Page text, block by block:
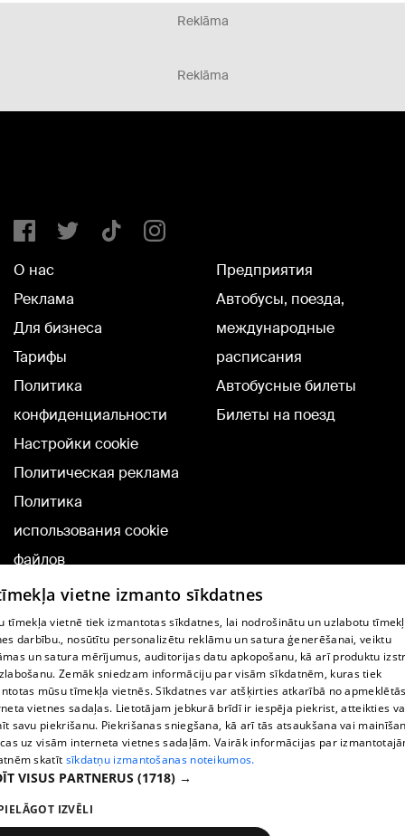
Reklāma
Reklāma
О нас
Реклама
Для бизнеса
Тарифы
Политика
конфиденциальности
Настройки cookie
Политическая реклама
Политика
использования cookie
файлов
Добавление
комментариев
Предприятия
Автобусы, поезда,
международные
расписания
Автобусные билеты
Билеты на поезд
TВ-программа
Условия договора
360 Ziņu kontakti
Helio Media
Служба помощи портала: э-почта -
vietne izmanto sīkdatnes
tīmekļa vietnē tiek izmantotas sīkdatnes, lai nodrošinātu un uzlabotu
darbību., nosūtītu personalizētu reklāmu un satura ģenerēšanai, veiktu
un satura mērījumus, auditorijas datu apkopošanu, kā arī produktu
Zemāk sniedzam informāciju par visām sīkdatnēm, kuras tiek
mūsu tīmekļa vietnēs. Sīkdatnes var atšķirties atkarībā no
vietnes sadaļas. Lietotājam jebkurā brīdī ir iespēja piekrist, atteikties
savu piekrišanu. Piekrišanas sniegšana, kā arī tās atsaukšana vai
uz visām interneta vietnes sadaļām. Vairāk informācijas par
skatīt sīkdatņu izmantošanas noteikumos.
VISUS PARTNERUS (1718) →
IZVĒLI